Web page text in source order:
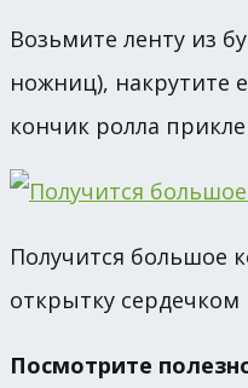
Возьмите ленту из
ножниц), накрутите
кончик ролла
Получится большое
открытку
Посмотрите